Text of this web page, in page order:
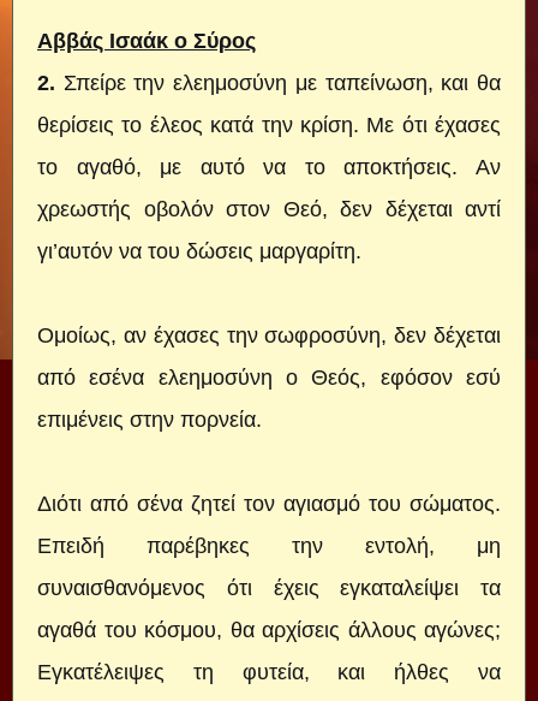
Αββάς Ισαάκ ο Σύρος
2. Σπείρε την ελεημοσύνη με ταπείνωση, και θα
θερίσεις το έλεος κατά την κρίση. Με ότι έχασες
το αγαθό, με αυτό να το αποκτήσεις. Αν
χρεωστής οβολόν στον Θεό, δεν δέχεται αντί
γι’αυτόν να του δώσεις μαργαρίτη.
Ομοίως, αν έχασες την σωφροσύνη, δεν δέχεται
από εσένα ελεημοσύνη ο Θεός, εφόσον εσύ
επιμένεις στην πορνεία.
Διότι από σένα ζητεί τον αγιασμό του σώματος.
Επειδή παρέβηκες την εντολή, μη
συναισθανόμενος ότι έχεις εγκαταλείψει τα
αγαθά του κόσμου, θα αρχίσεις άλλους αγώνες;
Εγκατέλειψες τη φυτεία, και ήλθες να